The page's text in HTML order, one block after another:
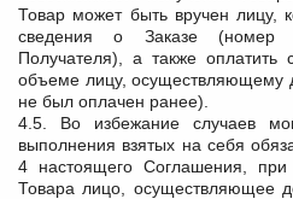
Товар может быть вручен лицу,
сведения о Заказе (номер
Получателя), а также оплатить
объеме лицу, осуществляющему
не был оплачен ранее).
4.5. Во избежание случаев
выполнения взятых на себя
4 настоящего Соглашения, при
Товара лицо, осуществляющее